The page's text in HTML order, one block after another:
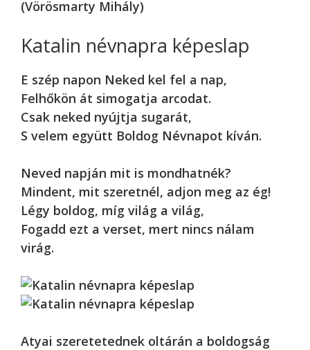
(Vörösmarty Mihály)
Katalin névnapra képeslap
E szép napon Neked kel fel a nap,
Felhőkön át simogatja arcodat.
Csak neked nyújtja sugarát,
S velem együtt Boldog Névnapot kíván.
Neved napján mit is mondhatnék?
Mindent, mit szeretnél, adjon meg az ég!
Légy boldog, míg világ a világ,
Fogadd ezt a verset, mert nincs nálam
virág.
Atyai szeretetednek oltárán a boldogság